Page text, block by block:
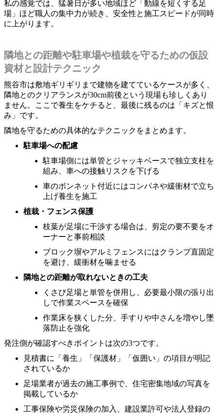
私の感覚では、猛暑日が多い地域ほど「動線を短くする足
場」ほど職人の集中力が続き、安全性と施工スピードが同時
に上がります。
隣地との距離や駐車場や植栽を守るための仮設
資材と設計テクニック
熊谷市は敷地ギリギリまで建物を建てているケースが多く、
隣地とのクリアランスが30cm前後という現場も珍しくあり
ません。ここで養生をケチると、最後に残るのは「キズと恨
み」です。
隣地を守るための具体的なテクニックをまとめます。
駐車場への配慮
駐車場側には単管とジャッキベースで独立支柱を
組み、車への接触リスクを下げる
車のボンネット付近にはコンパネや緩衝材で立ち
上げ養生を施工
植栽・フェンス保護
枝葉が足場に干渉する場合は、剪定の要不要をオ
ーナーと事前相談
ブロック塀やアルミフェンスにはクランプ直固定
を避け、緩衝材を噛ませる
隣地との距離が取れないときの工夫
くさび足場と単管を併用し、必要最小限の張り出
しで作業スペースを確保
作業床を狭くした分、手すりや中さんを増やし墜
落防止を強化
発注側が確認すべきポイントは次の3つです。
見積書に「養生」「保護材」「仮囲い」の項目が明記
されているか
足場業者が過去の施工事例で、住宅密集地域の写真を
掲載しているか
工事保険や労災保険の加入、建設業許可や法人登録の